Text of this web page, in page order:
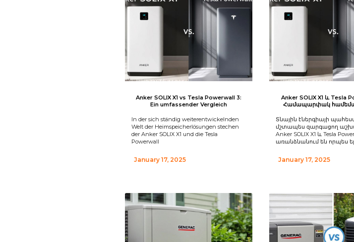
Anker SOLIX X1 vs Tesla Powerwall 3:
Ein umfassender Vergleich
In der sich ständig weiterentwickelnden
Welt der Heimspeicherlösungen stechen
der Anker SOLIX X1 und die Tesla
Powerwall
January 17, 2025
Anker SOLIX X1 և Tesla
Համապարփակ
Տնային էներգիայի
մշտապես զարգացող
Anker SOLIX X1 և Tesla
առանձնանում են որպես
January 17, 2025